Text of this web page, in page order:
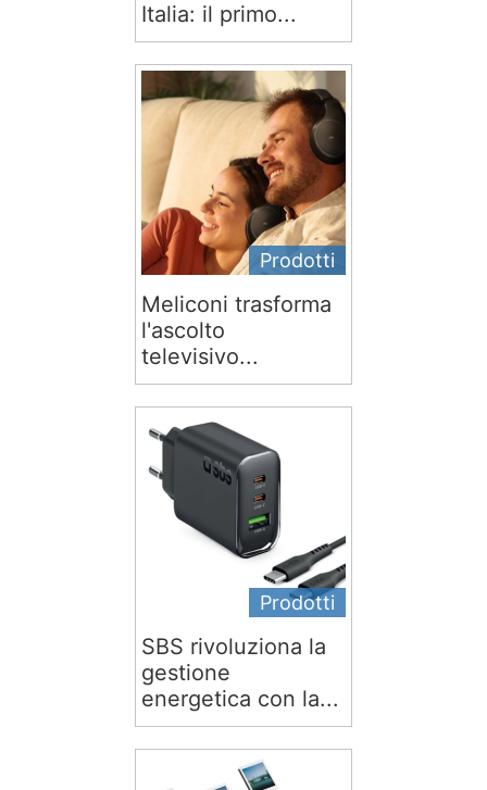
Italia: il primo...
Prodotti
Meliconi trasforma
l'ascolto
televisivo...
Prodotti
SBS rivoluziona la
gestione
energetica con la...